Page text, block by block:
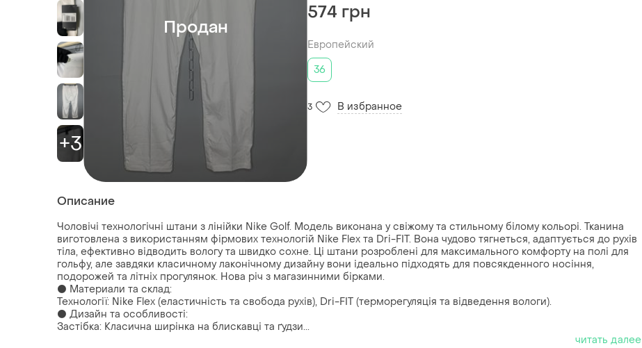
+3
Продан
574 грн
Европейский
36
3 В избранное
Описание
Чоловічі технологічні штани з лінійки Nike Golf. Модель виконана у свіжому та стильному білому кольорі. Тканина
виготовлена з використанням фірмових технологій Nike Flex та Dri-FIT. Вона чудово тягнеться, адаптується до рухів
тіла, ефективно відводить вологу та швидко сохне. Ці штани розроблені для максимального комфорту на полі для
гольфу, але завдяки класичному лаконічному дизайну вони ідеально підходять для повсякденного носіння,
подорожей та літніх прогулянок. Нова річ з магазинними бірками.
⚫ Материали та склад:
Технології: Nike Flex (еластичність та свобода рухів), Dri-FIT (терморегуляція та відведення вологи).
⚫ Дизайн та особливості:
Застібка: Класична ширінка на блискавці та ґудзи...
читать далее